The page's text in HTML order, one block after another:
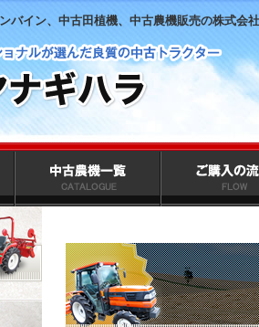
バイン、中古田植機、中古農機販売の株式会